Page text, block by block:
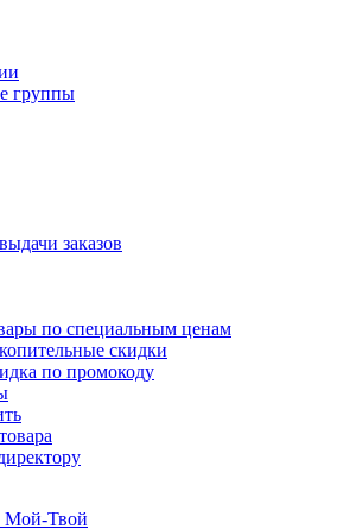
группы
заказов
по специальным ценам
скидки
по промокоду